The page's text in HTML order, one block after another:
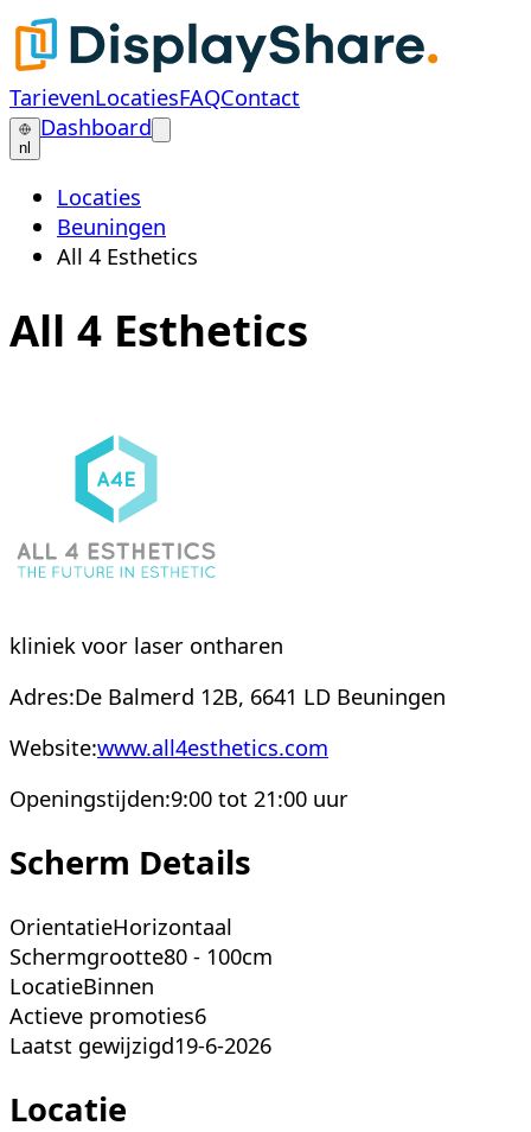
TarievenLocatiesFAQContact
nl
Dashboard
Locaties
Beuningen
All 4 Esthetics
All 4 Esthetics
kliniek voor laser ontharen
Adres:De Balmerd 12B, 6641 LD Beuningen
Website:www.all4esthetics.com
Openingstijden:9:00 tot 21:00 uur
Scherm Details
OrientatieHorizontaal
Schermgrootte80 - 100cm
LocatieBinnen
Actieve promoties6
Laatst gewijzigd19-6-2026
Locatie